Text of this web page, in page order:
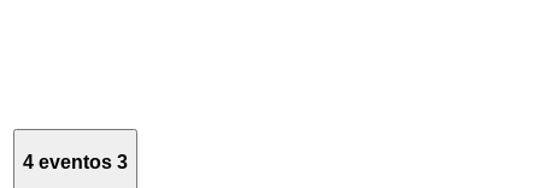
4 eventos 3